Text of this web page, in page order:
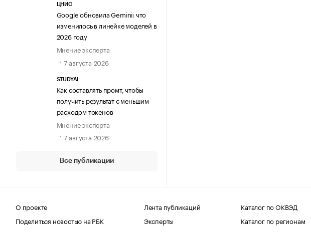
ЦНИС
Google обновила Gemini: что
изменилось в линейке моделей в
2026 году
Мнение эксперта
7 августа 2026
STUDYAI
Как составлять промт, чтобы
получить результат с меньшим
расходом токенов
Мнение эксперта
7 августа 2026
Все публикации
О проекте
Поделиться новостью на РБК
Лента публикаций
Эксперты
Каталог по ОКВЭД
Каталог по регионам